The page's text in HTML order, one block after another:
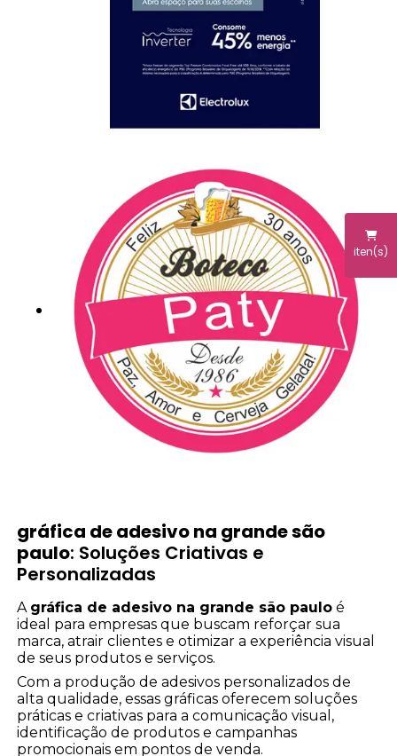
iten(s)
gráfica de adesivo na grande são
paulo: Soluções Criativas e
Personalizadas
A gráfica de adesivo na grande são paulo é
ideal para empresas que buscam reforçar sua
marca, atrair clientes e otimizar a experiência visual
de seus produtos e serviços.
Com a produção de adesivos personalizados de
alta qualidade, essas gráficas oferecem soluções
práticas e criativas para a comunicação visual,
identificação de produtos e campanhas
promocionais em pontos de venda.